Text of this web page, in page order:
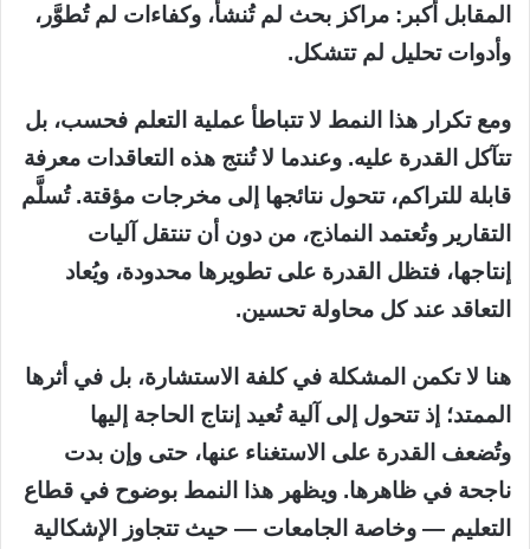
المقابل أكبر: مراكز بحث لم تُنشأ، وكفاءات لم تُطوَّر،
وأدوات تحليل لم تتشكل.
ومع تكرار هذا النمط لا تتباطأ عملية التعلم فحسب، بل
تتآكل القدرة عليه. وعندما لا تُنتج هذه التعاقدات معرفة
قابلة للتراكم، تتحول نتائجها إلى مخرجات مؤقتة. تُسلَّم
التقارير وتُعتمد النماذج، من دون أن تنتقل آليات
إنتاجها، فتظل القدرة على تطويرها محدودة، ويُعاد
التعاقد عند كل محاولة تحسين.
هنا لا تكمن المشكلة في كلفة الاستشارة، بل في أثرها
الممتد؛ إذ تتحول إلى آلية تُعيد إنتاج الحاجة إليها
وتُضعف القدرة على الاستغناء عنها، حتى وإن بدت
ناجحة في ظاهرها. ويظهر هذا النمط بوضوح في قطاع
التعليم — وخاصة الجامعات — حيث تتجاوز الإشكالية